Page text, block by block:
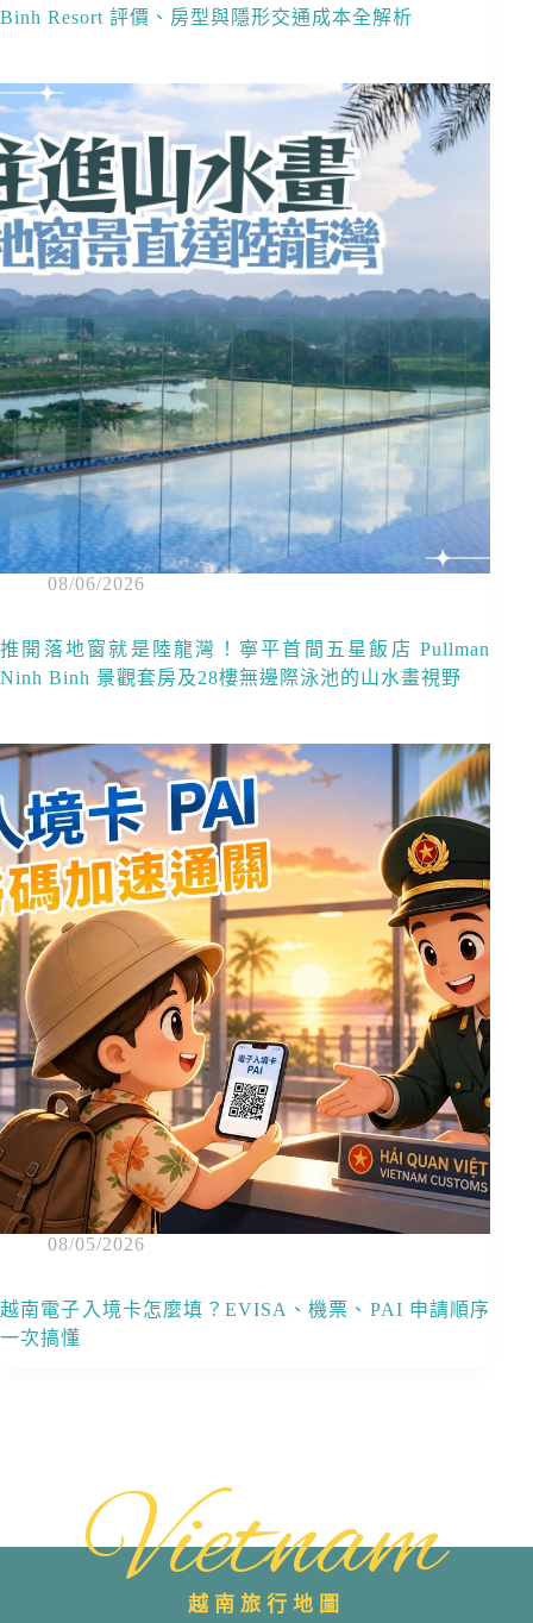
Binh Resort 評價、房型與隱形交通成本全解析
08/06/2026
推開落地窗就是陸龍灣！寧平首間五星飯店 Pullman
Ninh Binh 景觀套房及28樓無邊際泳池的山水畫視野
08/05/2026
越南電子入境卡怎麼填？EVISA、機票、PAI 申請順序
一次搞懂
Vietnam
越南旅行地圖